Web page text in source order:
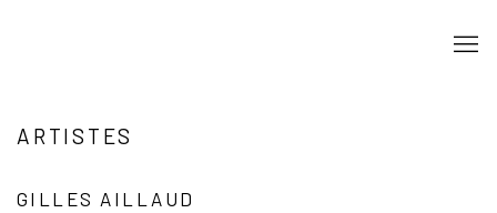
ARTISTES
GILLES AILLAUD